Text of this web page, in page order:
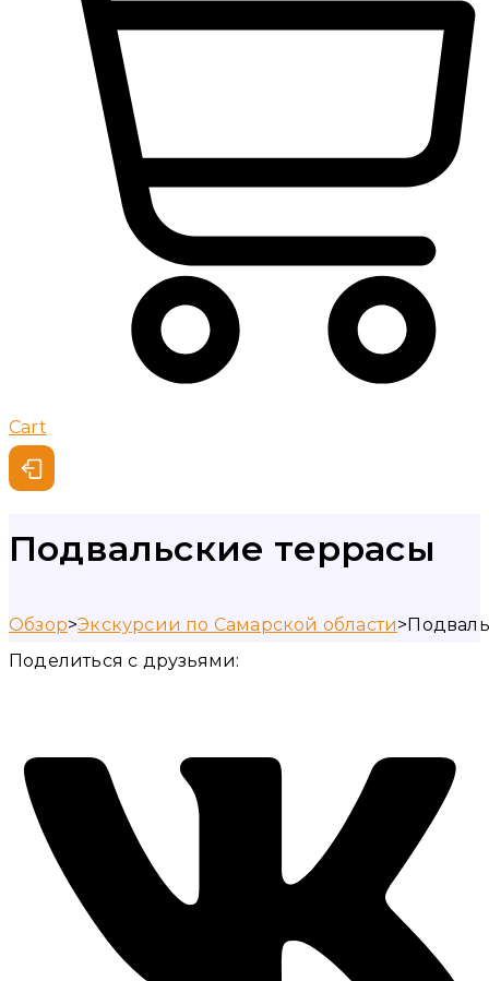
Cart
Подвальские террасы
Обзор>Экскурсии по Самарской области>
Поделиться с друзьями: